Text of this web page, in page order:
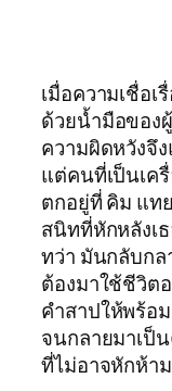
เมื่อความเชื่อเ
ด้วยน้ำมือของ
ความผิดหวังจึ
แต่คนที่เป็นเค
ตกอยู่ที่ คิม แท
สนิทที่หักหลังเ
ทว่า มันกลับกล
ต้องมาใช้ชีวิต
คำสาปให้พร้อ
จนกลายมาเป็
ที่ไม่อาจหักห้า